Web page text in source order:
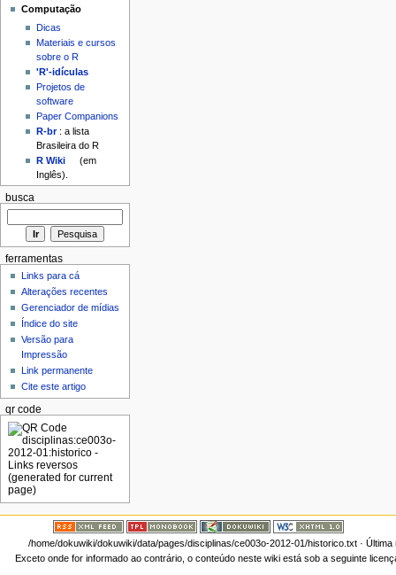
Computação
Dicas
Materiais e cursos
sobre o R
'R'-idículas
Projetos de
software
Paper Companions
R-br: a lista
Brasileira do R
R Wiki
(em
Inglês).
busca
ferramentas
Links para cá
Alterações recentes
Gerenciador de mídias
Índice do site
Versão para
Impressão
Link permanente
Cite este artigo
qr code
/home/dokuwiki/dokuwiki/data/pages/disciplinas/ce003o-2012-01/historico.txt· Última
Exceto onde for informado ao contrário, o conteúdo neste wiki está sob a seguinte